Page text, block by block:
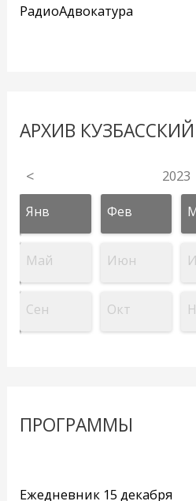
РадиоАдвокатура
АРХИВ
< 2023
Янв Фев
Май Июн
Сен Окт
ПРОГРАММЫ
Ежедневник 15 декабря